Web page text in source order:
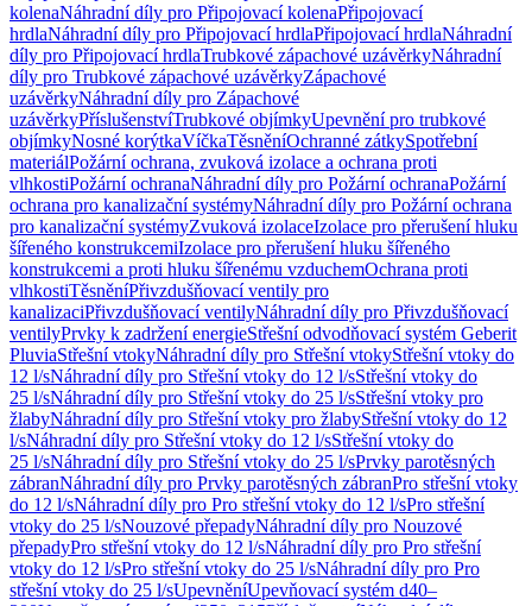
kolenaNáhradní díly pro Připojovací kolenaPřipojovací
hrdlaNáhradní díly pro Připojovací hrdlaPřipojovací hrdlaNáhradní
díly pro Připojovací hrdlaTrubkové zápachové uzávěrkyNáhradní
díly pro Trubkové zápachové uzávěrkyZápachové
uzávěrkyNáhradní díly pro Zápachové
uzávěrkyPříslušenstvíTrubkové objímkyUpevnění pro trubkové
objímkyNosné korýtkaVíčkaTěsněníOchranné zátkySpotřební
materiálPožární ochrana, zvuková izolace a ochrana proti
vlhkostiPožární ochranaNáhradní díly pro Požární ochranaPožární
ochrana pro kanalizační systémyNáhradní díly pro Požární ochrana
pro kanalizační systémyZvuková izolaceIzolace pro přerušení hluku
šířeného konstrukcemiIzolace pro přerušení hluku šířeného
konstrukcemi a proti hluku šířenému vzduchemOchrana proti
vlhkostiTěsněníPřivzdušňovací ventily pro
kanalizaciPřivzdušňovací ventilyNáhradní díly pro Přivzdušňovací
ventilyPrvky k zadržení energieStřešní odvodňovací systém Geberit
PluviaStřešní vtokyNáhradní díly pro Střešní vtokyStřešní vtoky do
12 l/sNáhradní díly pro Střešní vtoky do 12 l/sStřešní vtoky do
25 l/sNáhradní díly pro Střešní vtoky do 25 l/sStřešní vtoky pro
žlabyNáhradní díly pro Střešní vtoky pro žlabyStřešní vtoky do 12
l/sNáhradní díly pro Střešní vtoky do 12 l/sStřešní vtoky do
25 l/sNáhradní díly pro Střešní vtoky do 25 l/sPrvky parotěsných
zábranNáhradní díly pro Prvky parotěsných zábranPro střešní vtoky
do 12 l/sNáhradní díly pro Pro střešní vtoky do 12 l/sPro střešní
vtoky do 25 l/sNouzové přepadyNáhradní díly pro Nouzové
přepadyPro střešní vtoky do 12 l/sNáhradní díly pro Pro střešní
vtoky do 12 l/sPro střešní vtoky do 25 l/sNáhradní díly pro Pro
střešní vtoky do 25 l/sUpevněníUpevňovací systém d40–